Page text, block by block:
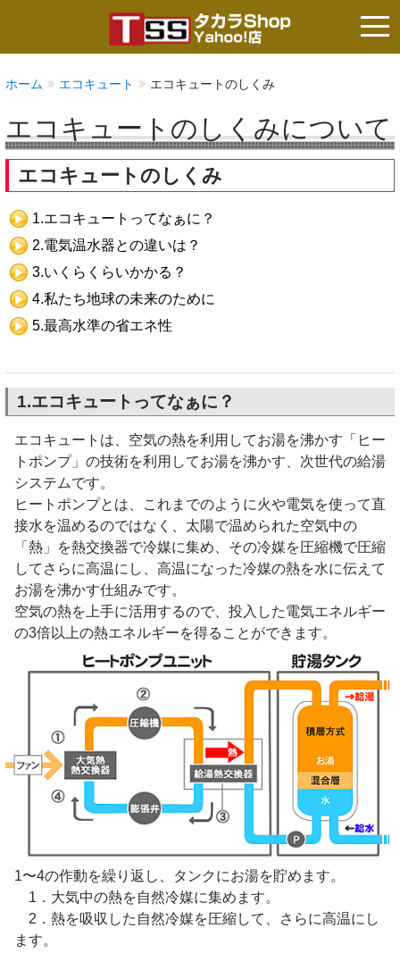
ホーム エコキュート エコキュートのしくみ
エコキュートのしくみについて
エコキュートのしくみ
1.エコキュートってなぁに？
2.電気温水器との違いは？
3.いくらくらいかかる？
4.私たち地球の未来のために
5.最高水準の省エネ性
1.エコキュートってなぁに？
エコキュートは、空気の熱を利用してお湯を沸かす「ヒー
トポンプ」の技術を利用してお湯を沸かす、次世代の給湯
システムです。
ヒートポンプとは、これまでのように火や電気を使って直
接水を温めるのではなく、太陽で温められた空気中の
「熱」を熱交換器で冷媒に集め、その冷媒を圧縮機で圧縮
してさらに高温にし、高温になった冷媒の熱を水に伝えて
お湯を沸かす仕組みです。
空気の熱を上手に活用するので、投入した電気エネルギー
の3倍以上の熱エネルギーを得ることができます。
1〜4の作動を繰り返し、タンクにお湯を貯めます。
1．大気中の熱を自然冷媒に集めます。
2．熱を吸収した自然冷媒を圧縮して、さらに高温にし
ます。